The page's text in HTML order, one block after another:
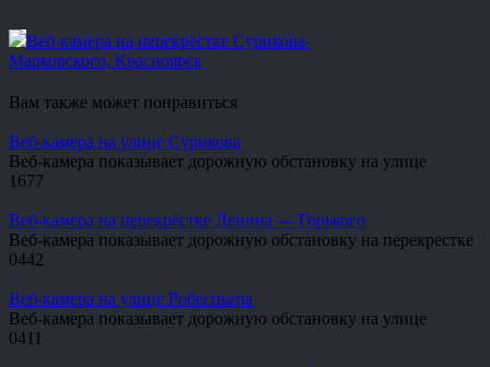
Веб-камера на перекрёстке Сурикова-
Марковского, Красноярск
Вам также может понравиться
Веб-камера на улице Сурикова
Веб-камера показывает дорожную обстановку на улице
1 677
Веб-камера на перекрёстке Ленина — Горького
Веб-камера показывает дорожную обстановку на перекрестке
0442
Веб-камера на улице Робеспьера
Веб-камера показывает дорожную обстановку на улице
0411